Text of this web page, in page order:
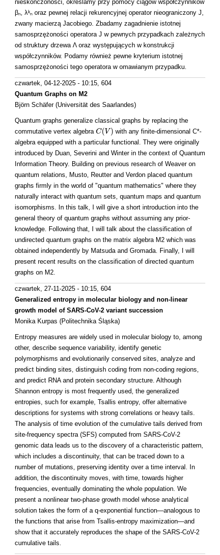
nieskończoności, określamy przy pomocy ciągów współczynników
βₙ, λᵏₙ oraz pewnej relacji rekurencyjnej operator nieograniczony J,
zwany macierzą Jacobiego. Zbadamy zagadnienie istotnej
samosprzężoności operatora J w pewnych przypadkach zależnych
od struktury drzewa Λ oraz występujących w konstrukcji
współczynników. Podamy również pewne kryterium istotnej
samosprzężoności tego operatora w omawianym przypadku.
czwartek, 04-12-2025 - 10:15, 604
Quantum Graphs on M2
Björn Schäfer (Universität des Saarlandes)
Quantum graphs generalize classical graphs by replacing the
commutative vertex algebra C( V )
C(V)
with any finite-dimensional C*-
algebra equipped with a particular functional. They were originally
introduced by Duan, Severini and Winter in the context of Quantum
Information Theory. Building on previous research of Weaver on
quantum relations, Musto, Reutter and Verdon placed quantum
graphs firmly in the world of "quantum mathematics" where they
naturally interact with quantum sets, quantum maps and quantum
isomorphisms. In this talk, I will give a short introduction into the
general theory of quantum graphs without assuming any prior-
knowledge. Following that, I will talk about the classification of
undirected quantum graphs on the matrix algebra M2 which was
obtained independently by Matsuda and Gromada. Finally, I will
present recent results on the classification of directed quantum
graphs on M2.
czwartek, 27-11-2025 - 10:15, 604
Generalized entropy in molecular biology and non-linear
growth model of SARS-CoV-2 variant succession
Monika Kurpas (Politechnika Śląska)
Entropy measures are widely used in molecular biology to, among
other, describe sequence variability, identify genetic
polymorphisms and evolutionarily conserved sites, analyze and
predict binding sites, distinguish coding from non-coding regions,
and predict RNA and protein secondary structure. Although
Shannon entropy is most frequently used, the generalized
entropies, such for example, Tsallis entropy, offer alternative
descriptions for systems with strong correlations or heavy tails.
The analysis of time evolution of the cumulative tails derived from
site-frequency spectra (SFS) computed from SARS-CoV-2
genomic data leads us to the discovery of a characteristic pattern,
which includes a discontinuity, that can be traced down to a
number of mutations, preserving identity over a time interval. In
addition, the discontinuity moves, with time, towards higher
frequencies, eventually dominating the whole population. We
present a nonlinear two-phase growth model whose analytical
solution takes the form of a q-exponential function—analogous to
the functions that arise from Tsallis-entropy maximization—and
show that it accurately reproduces the shape of the SARS-CoV-2
cumulative tails.